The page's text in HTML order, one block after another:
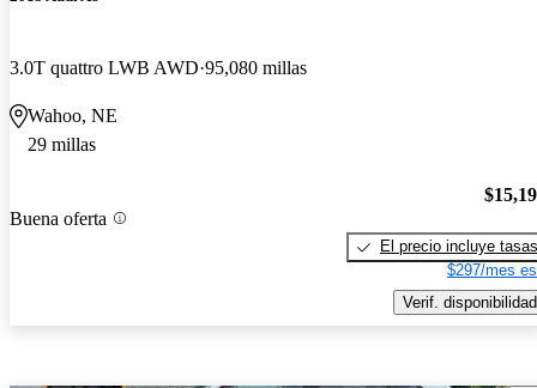
3.0T quattro LWB AWD 95,080 millas
Wahoo, NE
29 millas
Buena oferta
El precio incluye tasas
$297/mes
Verif. disponibilidad